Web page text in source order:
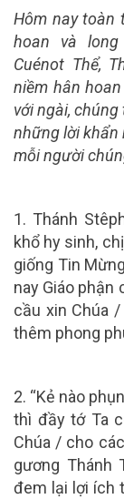
Hôm nay toàn
hoan và
Cuénot Thể,
niềm hân
với ngài,
những lời khẩn
mỗi người
1. Thánh
khổ hy sinh,
giống Tin
nay Giáo phận
cầu xin Chúa
thêm phong
2. “Kẻ nào
thì đầy tớ Ta
Chúa / cho
gương
đem lại lợi ích